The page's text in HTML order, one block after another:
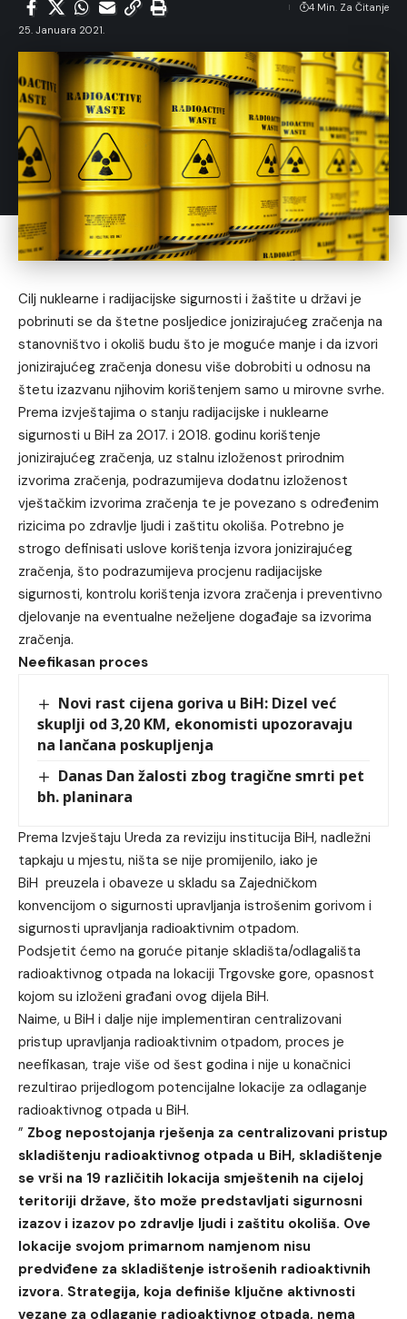
25. Januara 2021.
4 Min. Za Čitanje
Cilj nuklearne i radijacijske sigurnosti i žaštite u državi je
pobrinuti se da štetne posljedice jonizirajućeg zračenja na
stanovništvo i okoliš budu što je moguće manje i da izvori
jonizirajućeg zračenja donesu više dobrobiti u odnosu na
štetu izazvanu njihovim korištenjem samo u mirovne svrhe.
Prema izvještajima o stanju radijacijske i nuklearne
sigurnosti u BiH za 2017. i 2018. godinu korištenje
jonizirajućeg zračenja, uz stalnu izloženost prirodnim
izvorima zračenja, podrazumijeva dodatnu izloženost
vještačkim izvorima zračenja te je povezano s određenim
rizicima po zdravlje ljudi i zaštitu okoliša. Potrebno je
strogo definisati uslove korištenja izvora jonizirajućeg
zračenja, što podrazumijeva procjenu radijacijske
sigurnosti, kontrolu korištenja izvora zračenja i preventivno
djelovanje na eventualne neželjene događaje sa izvorima
zračenja.
Neefikasan proces
Novi rast cijena goriva u BiH: Dizel već
skuplji od 3,20 KM, ekonomisti upozoravaju
na lančana poskupljenja
Danas Dan žalosti zbog tragične smrti pet
bh. planinara
Prema Izvještaju Ureda za reviziju institucija BiH, nadležni
tapkaju u mjestu, ništa se nije promijenilo, iako je
BiH preuzela i obaveze u skladu sa Zajedničkom
konvencijom o sigurnosti upravljanja istrošenim gorivom i
sigurnosti upravljanja radioaktivnim otpadom.
Podsjetit ćemo na goruće pitanje skladišta/odlagališta
radioaktivnog otpada na lokaciji Trgovske gore, opasnost
kojom su izloženi građani ovog dijela BiH.
Naime, u BiH i dalje nije implementiran centralizovani
pristup upravljanja radioaktivnim otpadom, proces je
neefikasan, traje više od šest godina i nije u konačnici
rezultirao prijedlogom potencijalne lokacije za odlaganje
radioaktivnog otpada u BiH.
” Zbog nepostojanja rješenja za centralizovani pristup
skladištenju radioaktivnog otpada u BiH, skladištenje
se vrši na 19 različitih lokacija smještenih na cijeloj
teritoriji države, što može predstavljati sigurnosni
izazov i izazov po zdravlje ljudi i zaštitu okoliša. Ove
lokacije svojom primarnom namjenom nisu
predviđene za skladištenje istrošenih radioaktivnih
izvora. Strategija, koja definiše ključne aktivnosti
vezane za odlaganje radioaktivnog otpada, nema